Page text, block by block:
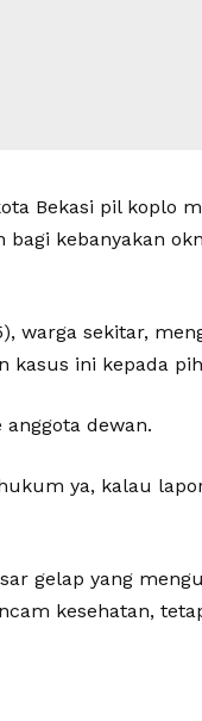
Bekasi pil koplo
kebanyakan
warga sekitar,
kasus ini kepada
dewan.
ya, kalau
gelap yang
kesehatan,